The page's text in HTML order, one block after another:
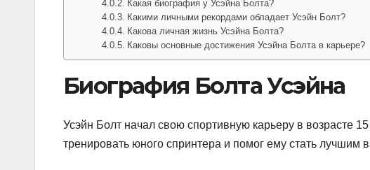
Какая биография у Усэйна Болта?
Какими личными рекордами обладает Усэйн Болт?
Какова личная жизнь Усэйна Болта?
Каковы основные достижения Усэйна Болта в карьере?
Биография Болта Усэйна
Усэйн Болт начал свою спортивную карьеру в возрасте
тренировать юного спринтера и помог ему стать лучшим